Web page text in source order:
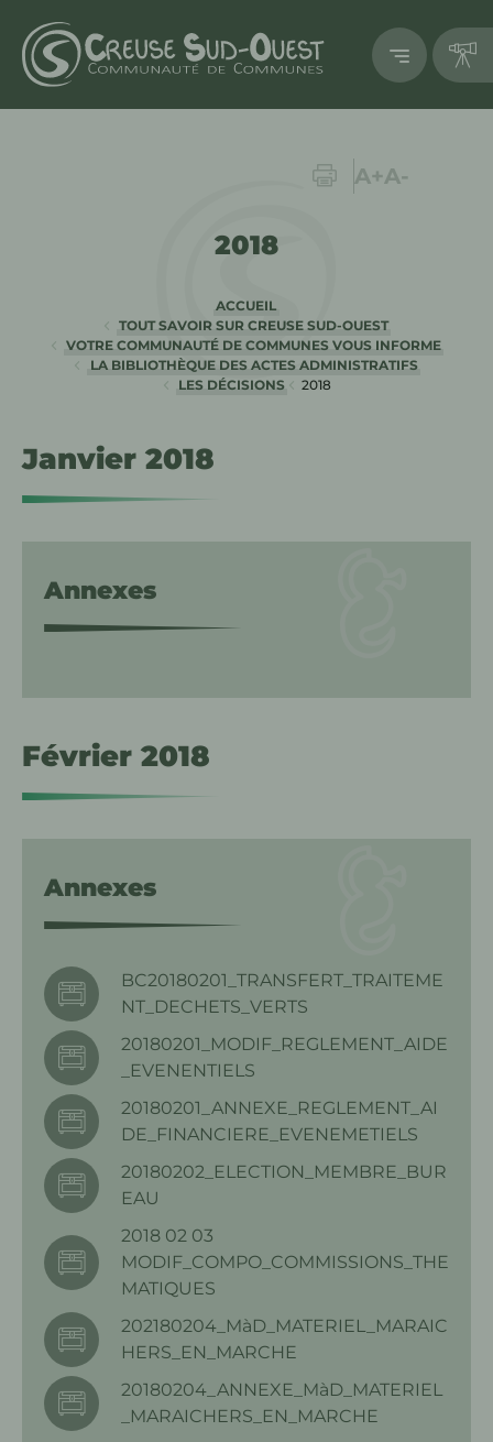
Imprimer
A+Augmenter
A-
2018
ACCUEIL
TOUT SAVOIR SUR CREUSE SUD-OUEST
VOTRE COMMUNAUTÉ DE COMMUNES VOUS INFORME
LA BIBLIOTHÈQUE DES ACTES ADMINISTRATIFS
LES DÉCISIONS
2018
Janvier 2018
Annexes
Février 2018
Annexes
BC20180201_TRANSFERT_TRAITEME
NT_DECHETS_VERTS
20180201_MODIF_REGLEMENT_AIDE
_EVENENTIELS
20180201_ANNEXE_REGLEMENT_AI
DE_FINANCIERE_EVENEMETIELS
20180202_ELECTION_MEMBRE_BUR
EAU
2018 02 03
MODIF_COMPO_COMMISSIONS_THE
MATIQUES
202180204_MàD_MATERIEL_MARAIC
HERS_EN_MARCHE
20180204_ANNEXE_MàD_MATERIEL
_MARAICHERS_EN_MARCHE